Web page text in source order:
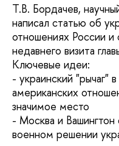
Т.В. Бордачев,
написал статью об
отношениях России и
недавнего визита
Ключевые идеи:
- украинский "рычаг"
американских
значимое место
- Москва и Вашингтон
военном решении